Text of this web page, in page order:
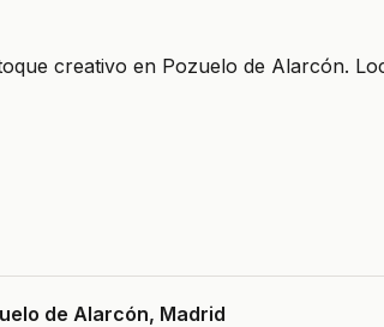
creativo en Pozuelo de Alarcón.
de Alarcón, Madrid